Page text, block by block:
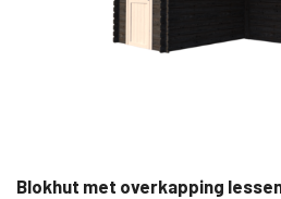
Blokhut met overkapping